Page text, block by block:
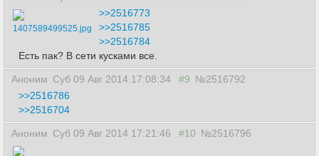
1407589499525.jpg
>>2516773
>>2516785
>>2516784
Есть пак? В сети кусками все.
Аноним Суб 09 Авг 2014 17:08:34 #9 №2516792
>>2516786
>>2516704
Аноним Суб 09 Авг 2014 17:21:46 #10 №2516796